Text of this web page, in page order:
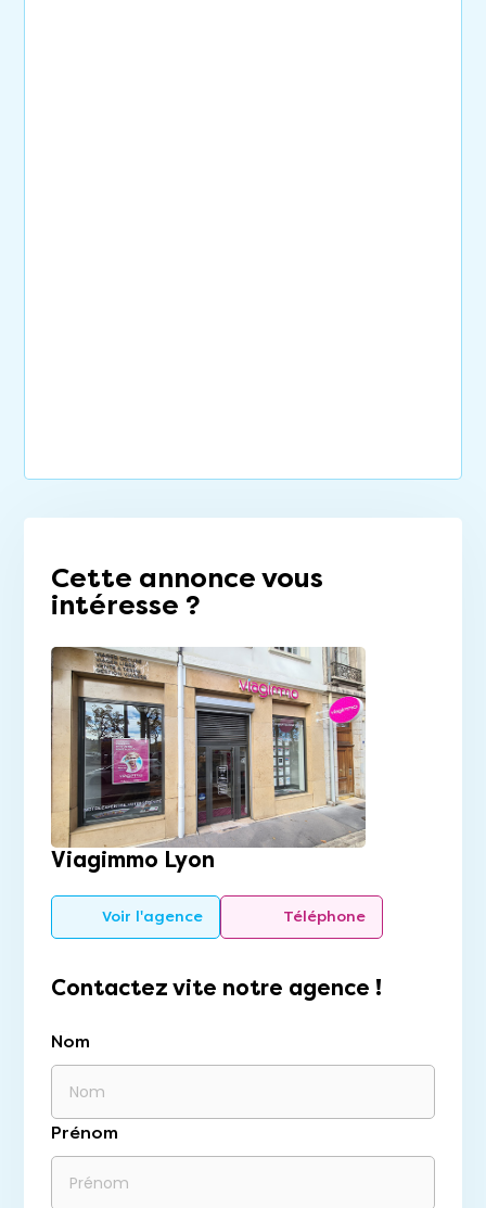
Cette annonce vous
intéresse ?
Viagimmo Lyon
Voir l'agence Téléphone
Contactez vite notre agence !
Nom
Prénom